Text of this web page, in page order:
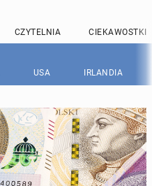
CZYTELNIA CIEKAWOSTKI
USA IRLANDIA